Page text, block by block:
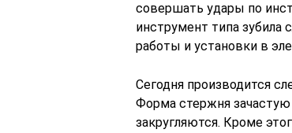
совершать удары по
инструмент типа зубила
работы и установки в
Сегодня производится
Форма стержня
закругляются. Кроме